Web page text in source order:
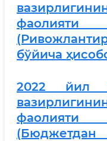
фаолияти
бўйича
2022 йил
фаолияти